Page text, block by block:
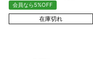
会員なら5%OFF
在庫切れ